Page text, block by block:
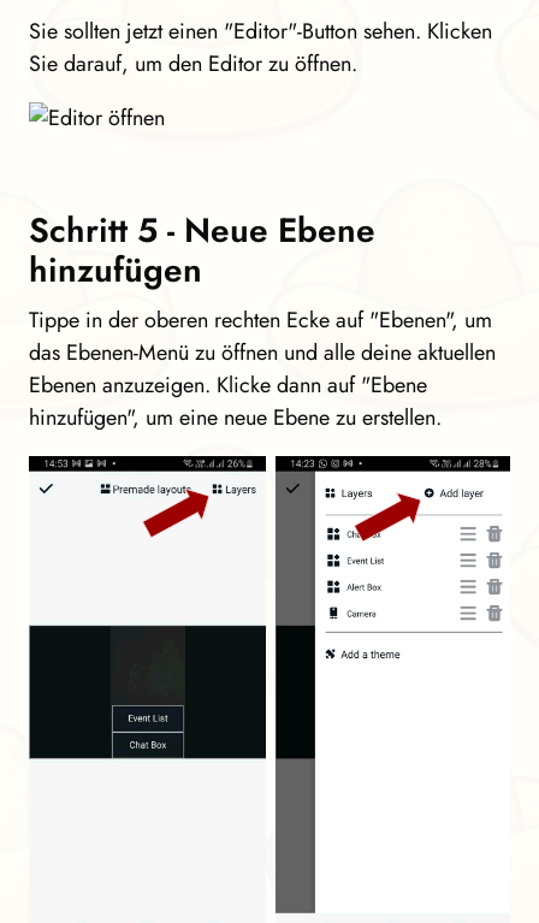
Sie sollten jetzt einen "Editor"-Button sehen. Klicken
Sie darauf, um den Editor zu öffnen.
Schritt 5 - Neue Ebene
hinzufügen
Tippe in der oberen rechten Ecke auf "Ebenen", um
das Ebenen-Menü zu öffnen und alle deine aktuellen
Ebenen anzuzeigen. Klicke dann auf "Ebene
hinzufügen", um eine neue Ebene zu erstellen.